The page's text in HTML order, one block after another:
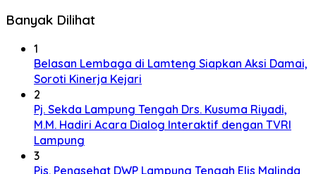
Banyak Dilihat
1
Belasan Lembaga di Lamteng Siapkan Aksi Damai,
Soroti Kinerja Kejari
2
Pj. Sekda Lampung Tengah Drs. Kusuma Riyadi,
M.M. Hadiri Acara Dialog Interaktif dengan TVRI
Lampung
3
Pjs. Penasehat DWP Lampung Tengah Elis Malinda